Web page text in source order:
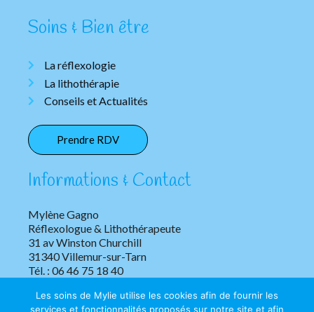
Soins & Bien être
La réflexologie
La lithothérapie
Conseils et Actualités
Prendre RDV
Informations & Contact
Mylène Gagno
Réflexologue & Lithothérapeute
31 av Winston Churchill
31340 Villemur-sur-Tarn
Tél. : 06 46 75 18 40
Les soins de Mylie utilise les cookies afin de fournir les
services et fonctionnalités proposés sur notre site et afin